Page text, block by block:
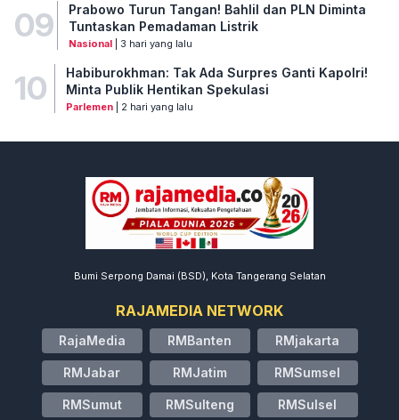
09
Prabowo Turun Tangan! Bahlil dan PLN Diminta
Tuntaskan Pemadaman Listrik
Nasional| 3 hari yang lalu
10
Habiburokhman: Tak Ada Surpres Ganti Kapolri!
Minta Publik Hentikan Spekulasi
Parlemen| 2 hari yang lalu
Bumi Serpong Damai (BSD), Kota Tangerang Selatan
RAJAMEDIA NETWORK
RajaMedia RMBanten RMjakarta
RMJabar RMJatim RMSumsel
RMSumut RMSulteng RMSulsel